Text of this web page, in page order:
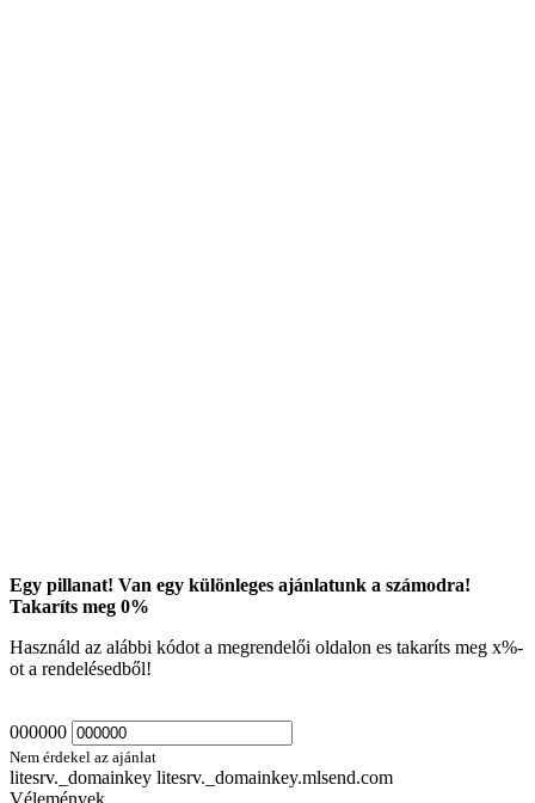
Egy pillanat! Van egy különleges ajánlatunk a számodra!
Takaríts meg 0%
Használd az alábbi kódot a megrendelői oldalon es takaríts meg x%-
ot a rendelésedből!
000000
Nem érdekel az ajánlat
litesrv._domainkey litesrv._domainkey.mlsend.com